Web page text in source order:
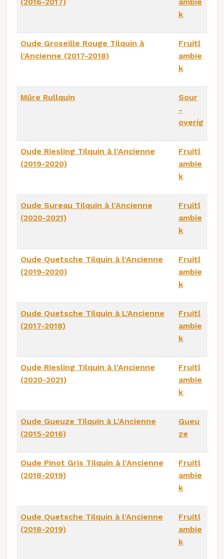
k
Oude Groseille Rouge Tilquin à
l'Ancienne (2017-2018)
Fruitl
ambie
k
Mûre Rullquin
Sour
-
overig
Oude Riesling Tilquin à l'Ancienne
(2019-2020)
Fruitl
ambie
k
Oude Sureau Tilquin à l'Ancienne
(2020-2021)
Fruitl
ambie
k
Oude Quetsche Tilquin à l'Ancienne
(2019-2020)
Fruitl
ambie
k
Oude Quetsche Tilquin à L'Ancienne
(2017-2018)
Fruitl
ambie
k
Oude Riesling Tilquin à l'Ancienne
(2020-2021)
Fruitl
ambie
k
Oude Gueuze Tilquin à L'Ancienne
(2015-2016)
Gueu
ze
Oude Pinot Gris Tilquin à l'Ancienne
(2018-2019)
Fruitl
ambie
k
Oude Quetsche Tilquin à l'Ancienne
(2018-2019)
Fruitl
ambie
k